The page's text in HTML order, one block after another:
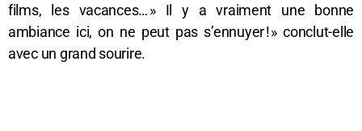
films, les vacances… » Il y a vraiment une bonne
ambiance ici, on ne peut pas s’ennuyer ! » conclut-elle
avec un grand sourire.